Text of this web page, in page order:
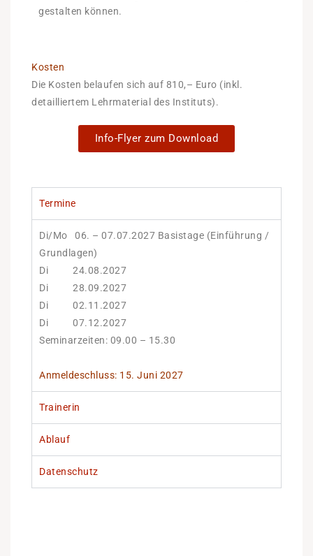
gestalten können.
Kosten
Die Kosten belaufen sich auf 810,– Euro (inkl.
detailliertem Lehrmaterial des Instituts).
Info-Flyer zum Download
Termine
Di/Mo 06. – 07.07.2027 Basistage (Einführung /
Grundlagen)
Di 24.08.2027
Di 28.09.2027
Di 02.11.2027
Di 07.12.2027
Seminarzeiten: 09.00 – 15.30
Anmeldeschluss: 15. Juni 2027
Trainerin
Ablauf
Datenschutz